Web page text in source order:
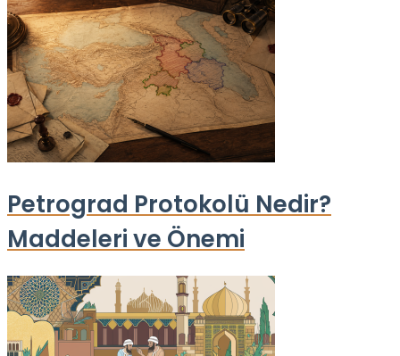
Petrograd Protokolü Nedir?
Maddeleri ve Önemi